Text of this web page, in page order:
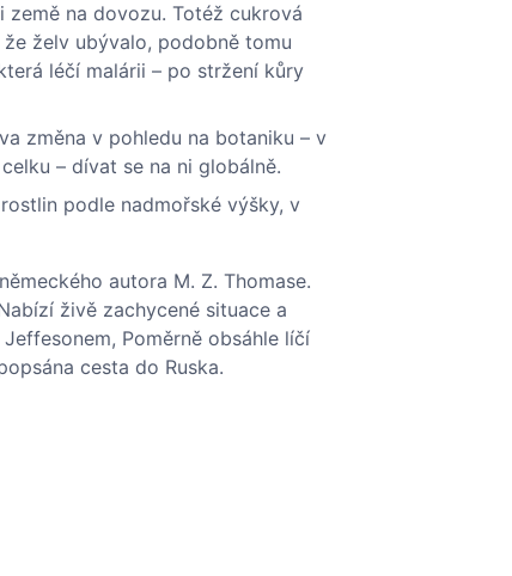
na dovozu. Totéž cukrová
želv ubývalo, podobně tomu
léčí malárii – po stržení kůry
změna v pohledu na botaniku – v
– dívat se na ni globálně.
podle nadmořské výšky, v
autora M. Z. Thomase.
živě zachycené situace a
Poměrně obsáhle líčí
cesta do Ruska.